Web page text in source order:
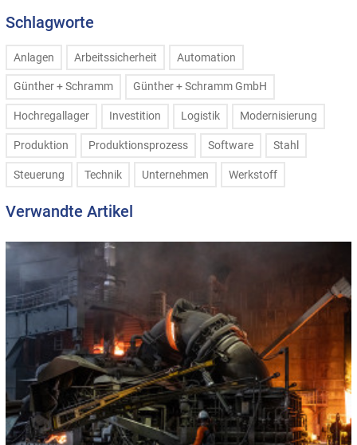
Schlagworte
Anlagen Arbeitssicherheit Automation
Günther + Schramm Günther + Schramm GmbH
Hochregallager Investition Logistik Modernisierung
Produktion Produktionsprozess Software Stahl
Steuerung Technik Unternehmen Werkstoff
Verwandte Artikel